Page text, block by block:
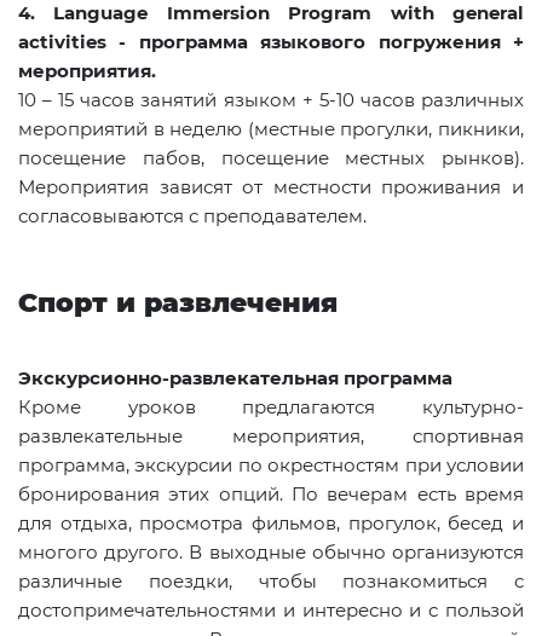
4. Language Immersion Program with general
activities- программа языкового погружения+
мероприятия.
10 – 15 часов занятий языком + 5-10 часов различных
мероприятий в неделю (местные прогулки, пикники,
посещение пабов, посещение местных рынков).
Мероприятия зависят от местности проживания и
согласовываются с преподавателем.
Спорт и развлечения
Экскурсионно-развлекательная программа
Кроме уроков предлагаются культурно-
развлекательные мероприятия, спортивная
программа, экскурсии по окрестностям при условии
бронирования этих опций. По вечерам есть время
для отдыха, просмотра фильмов, прогулок, бесед и
многого другого. В выходные обычно организуются
различные поездки, чтобы познакомиться с
достопримечательностями и интересно и с пользой